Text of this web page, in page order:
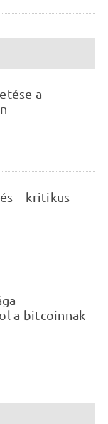
a
– kritikus
a bitcoinnak